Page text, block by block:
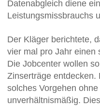
Datenabgleich diene
Leistungsmissbrauchs
Der Kläger berichtete,
vier mal pro Jahr einen
Die Jobcenter wollen
Zinserträge entdecken.
solches Vorgehen
unverhältnismäßig.